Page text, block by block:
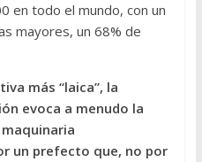
en todo el mundo, con un
mayores, un 68% de
más “laica”, la
evoca a menudo la
un prefecto que, no por